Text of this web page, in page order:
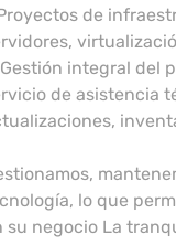
de
integral del
de asistencia
lo que
su negocio La